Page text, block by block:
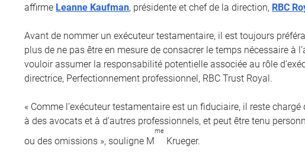
affirme Leanne Kaufman, présidente et chef de la direction, RBC
Avant de nommer un exécuteur testamentaire, il est toujours
plus de ne pas être en mesure de consacrer le temps nécessaire à
vouloir assumer la responsabilité potentielle associée au rôle
directrice, Perfectionnement professionnel, RBC Trust Royal.
« Comme l’exécuteur testamentaire est un fiduciaire, il reste
à des avocats et à d’autres professionnels, et peut être tenu
ou des omissions », souligne M
me
Krueger.